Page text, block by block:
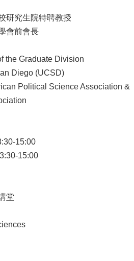
研究生院特聘教授
會前會長
the Graduate Division
Diego (UCSD)
Political Science Association &
15:00
15:00
堂